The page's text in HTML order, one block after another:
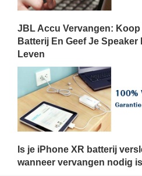
JBL Accu Vervangen: Koop
Batterij En Geef Je Speaker
Leven
Is je iPhone XR batterij
wanneer vervangen nodig is